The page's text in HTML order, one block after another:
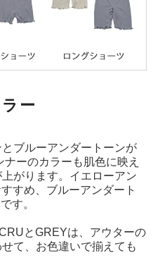
ー
ブルーアンダートーンが
ーのカラーも肌色に映え
がります。イエローアン
すめ、ブルーアンダート
す。
とGREYは、アウターの
て、お色違いで揃えても